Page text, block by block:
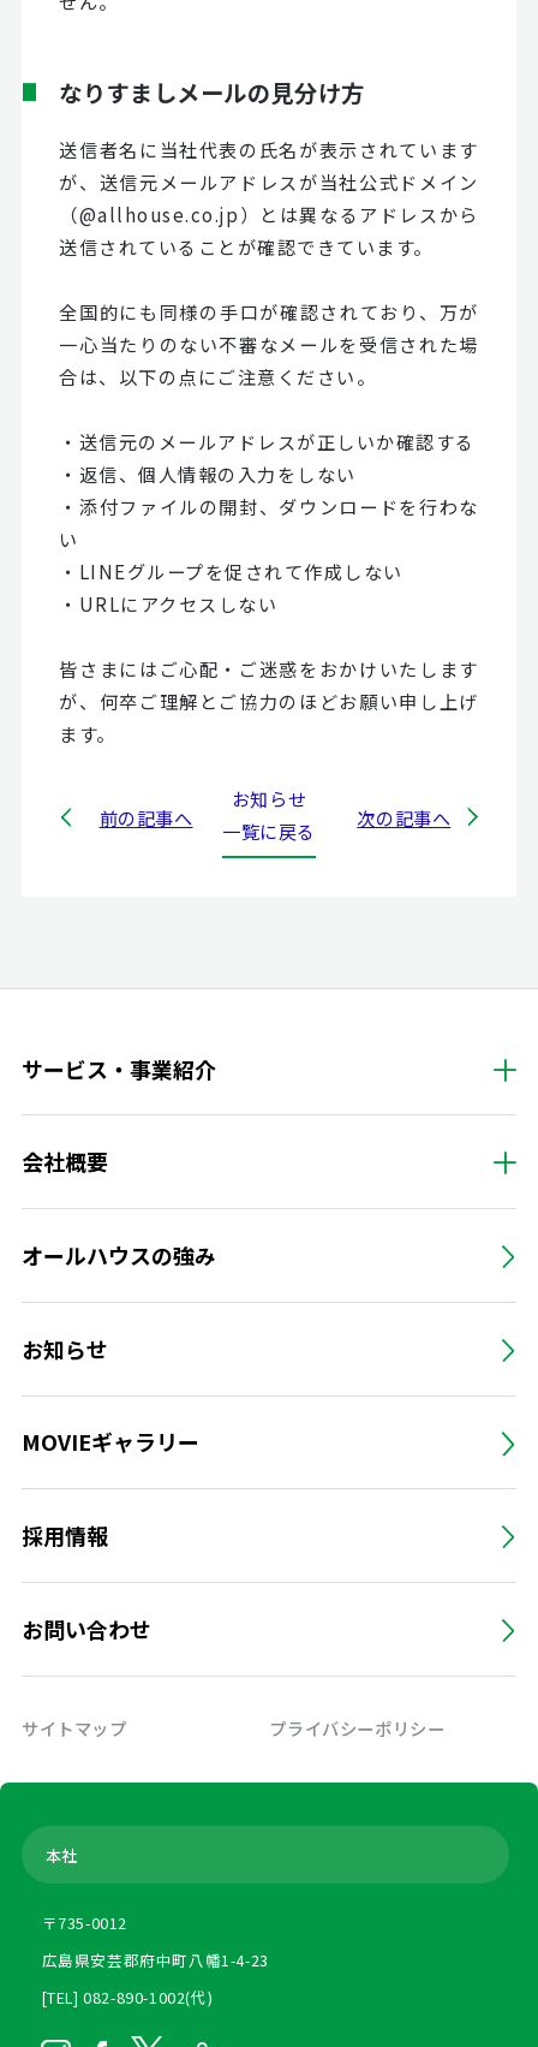
なりすましメールの見分け方
送信者名に当社代表の氏名が表示されています
が、送信元メールアドレスが当社公式ドメイン
（@allhouse.co.jp）とは異なるアドレスから
送信されていることが確認できています。
全国的にも同様の手口が確認されており、万が
一心当たりのない不審なメールを受信された場
合は、以下の点にご注意ください。
・送信元のメールアドレスが正しいか確認する
・返信、個人情報の入力をしない
・添付ファイルの開封、ダウンロードを行わな
い
・LINEグループを促されて作成しない
・URLにアクセスしない
皆さまにはご心配・ご迷惑をおかけいたします
が、何卒ご理解とご協力のほどお願い申し上げ
ます。
前の記事へ
お知らせ
一覧に戻る
次の記事へ
サービス・事業紹介
会社概要
オールハウスの強み
お知らせ
MOVIEギャラリー
採用情報
お問い合わせ
サイトマップ プライバシーポリシー
本社
〒735-0012
広島県安芸郡府中町八幡1-4-23
[TEL] 082-890-1002(代)